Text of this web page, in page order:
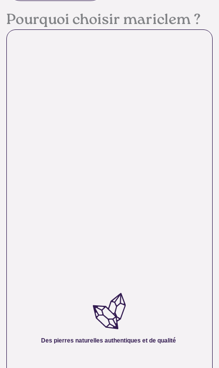
Pourquoi choisir mariclem ?
Des pierres naturelles authentiques et de qualité
Nous sélectionnons rigoureusement nos minéraux pour
vous offrir des pierres 100 % naturelles, non traitées et
sa beauté, sa vibration et son authenticité afin de vous